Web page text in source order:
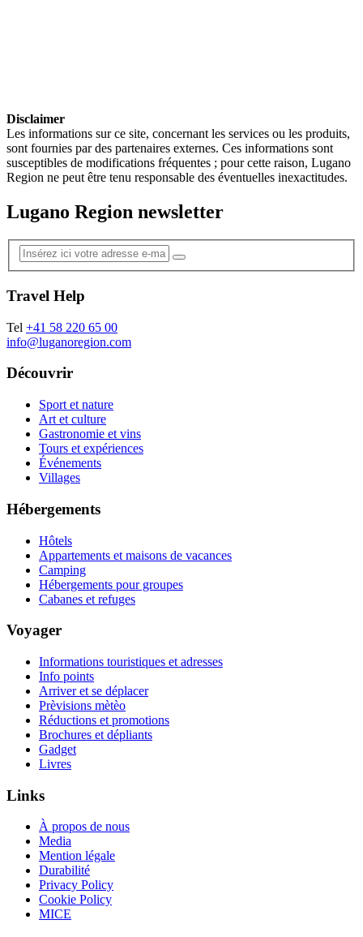
Disclaimer
Les informations sur ce site, concernant les services ou les produits,
sont fournies par des partenaires externes. Ces informations sont
susceptibles de modifications fréquentes ; pour cette raison, Lugano
Region ne peut être tenu responsable des éventuelles inexactitudes.
Lugano Region newsletter
Travel Help
Tel +41 58 220 65 00
info@luganoregion.com
Découvrir
Sport et nature
Art et culture
Gastronomie et vins
Tours et expériences
Événements
Villages
Hébergements
Hôtels
Appartements et maisons de vacances
Camping
Hébergements pour groupes
Cabanes et refuges
Voyager
Informations touristiques et adresses
Info points
Arriver et se déplacer
Prèvisions mètèo
Réductions et promotions
Brochures et dépliants
Gadget
Livres
Links
À propos de nous
Media
Mention légale
Durabilité
Privacy Policy
Cookie Policy
MICE